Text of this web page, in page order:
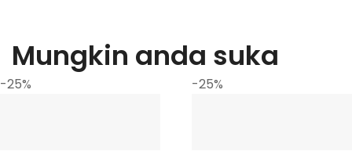
Mungkin anda suka
-25% -25%